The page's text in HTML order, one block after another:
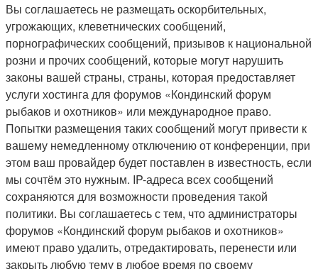
Вы соглашаетесь не размещать оскорбительных,
угрожающих, клеветнических сообщений,
порнографических сообщений, призывов к национальной
розни и прочих сообщений, которые могут нарушить
законы вашей страны, страны, которая предоставляет
услуги хостинга для форумов «Кондинский форум
рыбаков и охотников» или международное право.
Попытки размещения таких сообщений могут привести к
вашему немедленному отключению от конференции, при
этом ваш провайдер будет поставлен в известность, если
мы сочтём это нужным. IP-адреса всех сообщений
сохраняются для возможности проведения такой
политики. Вы соглашаетесь с тем, что администраторы
форумов «Кондинский форум рыбаков и охотников»
имеют право удалить, отредактировать, перенести или
закрыть любую тему в любое время по своему